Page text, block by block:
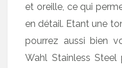
et oreille, ce qui
en détail. Etant une
pourrez aussi bien
Wahl Stainless